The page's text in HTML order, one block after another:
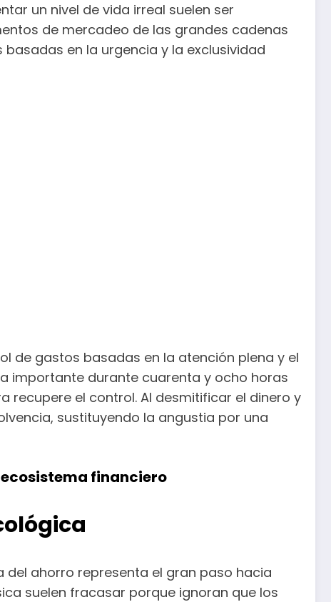
un nivel de vida irreal suelen ser
de mercadeo de las grandes cadenas
en la urgencia y la exclusividad
de gastos basadas en la atención plena y el
importante durante cuarenta y ocho horas
recupere el control. Al desmitificar el dinero y
sustituyendo la angustia por una
ecosistema financiero
ahorro representa el gran paso hacia
suelen fracasar porque ignoran que los